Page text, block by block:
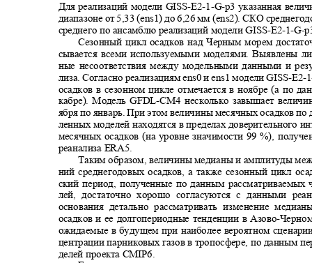
Для реализаций модели GISS-E2-1-G-p3 указанная
диапазоне от 5,33 (ens1) до 6,26 мм (ens2). СКО
среднего по ансамблю реализаций моделиGISS-E2-1-G-p
Сезонный цикл осадков над Черным морем
сывается всеми используемыми моделями. Выявлены
ные несоответствия между модельными данными и
лиза. Согласно реализациямens0 иens1 моделиGISS-E2-
осадков в сезонном цикле отмечается в ноябре (а по
кабре). МодельGFDL-CM4 несколько завышает
ября по январь. При этом величины месячных осадков
ленных моделей находятся в пределах доверительного
месячных осадков (на уровне значимости 99 %),
реанализа ERA5.
Таким образом, величины медианы и амплитуды
ний среднегодовых осадков, а также сезонный цикл
ский период, полученные по данным
лей, достаточно хорошо согласуются с данными
основания детально рассматривать изменение
осадков и ее долгопериодные тенденции в Азово-
ожидаемые в будущем при наиболее вероятном
центрации парниковых газов в тропосфере, по данным
делей проекта CMIP6.